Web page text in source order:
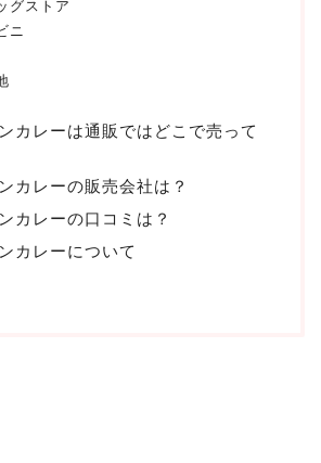
グストア
ニ
カレーは通販ではどこで売って
カレーの販売会社は？
カレーの口コミは？
カレーについて